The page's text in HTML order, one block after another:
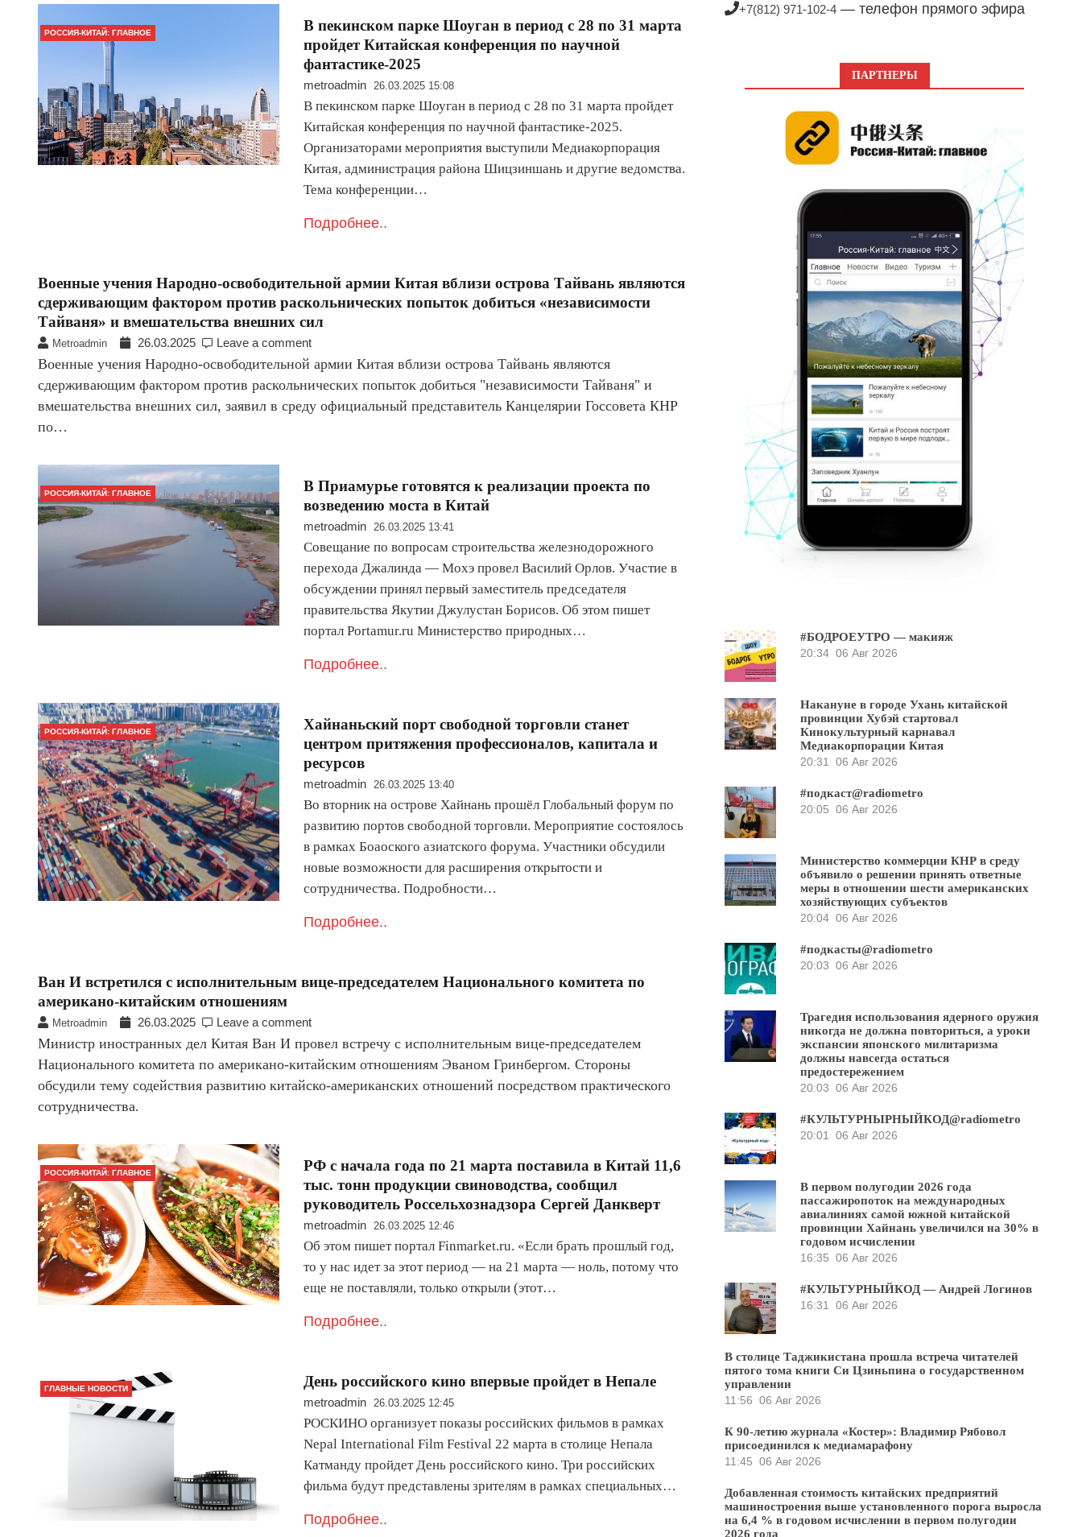
РОССИЯ-КИТАЙ: ГЛАВНОЕ
В пекинском парке Шоуган в период с 28 по 31 марта
пройдет Китайская конференция по научной
фантастике-2025
metroadmin 26.03.2025 15:08
В пекинском парке Шоуган в период с 28 по 31 марта пройдет
Китайская конференция по научной фантастике-2025.
Организаторами мероприятия выступили Медиакорпорация
Китая, администрация района Шицзиншань и другие ведомства.
Тема конференции…
Подробнее..
Военные учения Народно-освободительной армии Китая вблизи острова Тайвань являются
сдерживающим фактором против раскольнических попыток добиться «независимости
Тайваня» и вмешательства внешних сил
Metroadmin 26.03.2025 Leave a comment
Военные учения Народно-освободительной армии Китая вблизи острова Тайвань являются
сдерживающим фактором против раскольнических попыток добиться "независимости Тайваня" и
вмешательства внешних сил, заявил в среду официальный представитель Канцелярии Госсовета КНР
по…
РОССИЯ-КИТАЙ: ГЛАВНОЕ
В Приамурье готовятся к реализации проекта по
возведению моста в Китай
metroadmin 26.03.2025 13:41
Совещание по вопросам строительства железнодорожного
перехода Джалинда — Мохэ провел Василий Орлов. Участие в
обсуждении принял первый заместитель председателя
правительства Якутии Джулустан Борисов. Об этом пишет
портал Portamur.ru Министерство природных…
Подробнее..
РОССИЯ-КИТАЙ: ГЛАВНОЕ
Хайнаньский порт свободной торговли станет
центром притяжения профессионалов, капитала и
ресурсов
metroadmin 26.03.2025 13:40
Во вторник на острове Хайнань прошёл Глобальный форум по
развитию портов свободной торговли. Мероприятие состоялось
в рамках Боаоского азиатского форума. Участники обсудили
новые возможности для расширения открытости и
сотрудничества. Подробности…
Подробнее..
Ван И встретился с исполнительным вице-председателем Национального комитета по
американо-китайским отношениям
Metroadmin 26.03.2025 Leave a comment
Министр иностранных дел Китая Ван И провел встречу с исполнительным вице-председателем
Национального комитета по американо-китайским отношениям Эваном Гринбергом. Стороны
обсудили тему содействия развитию китайско-американских отношений посредством практического
сотрудничества.
РОССИЯ-КИТАЙ: ГЛАВНОЕ
РФ с начала года по 21 марта поставила в Китай 11,6
тыс. тонн продукции свиноводства, сообщил
руководитель Россельхознадзора Сергей Данкверт
metroadmin 26.03.2025 12:46
Об этом пишет портал Finmarket.ru. «Если брать прошлый год,
то у нас идет за этот период — на 21 марта — ноль, потому что
еще не поставляли, только открыли (этот…
Подробнее..
ГЛАВНЫЕ НОВОСТИ День российского кино впервые пройдет в Непале
metroadmin 26.03.2025 12:45
РОСКИНО организует показы российских фильмов в рамках
Nepal International Film Festival​​​​​​​​​ 22 марта в столице Непала
Катманду пройдет День российского кино. Три российских
фильма будут представлены зрителям в рамках специальных…
Подробнее..
+7(812) 971-102-4 — телефон прямого эфира
ПАРТНЕРЫ
#БОДРОЕУТРО — макияж
20:34 06 Авг 2026
Накануне в городе Ухань китайской
провинции Хубэй стартовал
Кинокультурный карнавал
Медиакорпорации Китая
20:31
06 Авг 2026
#подкаст@radiometro
20:05 06 Авг 2026
Министерство коммерции КНР в среду
объявило о решении принять ответные
меры в отношении шести американских
хозяйствующих субъектов
20:04 06 Авг 2026
#подкасты@radiometro
20:03 06 Авг 2026
Трагедия использования ядерного оружия
никогда не должна повториться, а уроки
экспансии японского милитаризма
должны навсегда остаться
предостережением
20:03 06 Авг 2026
#КУЛЬТУРНЫРНЫЙКОД@radiometro
20:01
06 Авг 2026
В первом полугодии 2026 года
пассажиропоток на международных
авиалиниях самой южной китайской
провинции Хайнань увеличился на 30% в
годовом исчислении
16:35 06 Авг 2026
#КУЛЬТУРНЫЙКОД — Андрей Логинов
16:31
06 Авг 2026
В столице Таджикистана прошла встреча читателей
пятого тома книги Си Цзиньпина о государственном
управлении
11:56 06 Авг 2026
К 90-летию журнала «Костер»: Владимир Рябовол
присоединился к медиамарафону
11:45 06 Авг 2026
Добавленная стоимость китайских предприятий
машиностроения выше установленного порога выросла
на 6,4 % в годовом исчислении в первом полугодии
2026 года